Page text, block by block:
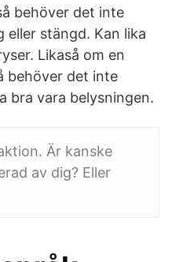
behöver det inte
stängd. Kan lika
Likaså om en
behöver det inte
bra vara belysningen.
Är kanske
av dig? Eller